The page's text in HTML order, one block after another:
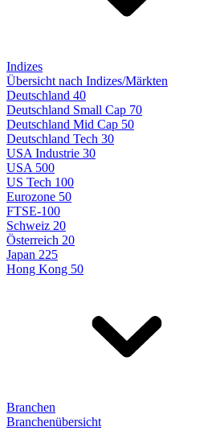
Indizes
Übersicht nach Indizes/Märkten
Deutschland 40
Deutschland Small Cap 70
Deutschland Mid Cap 50
Deutschland Tech 30
USA Industrie 30
USA 500
US Tech 100
Eurozone 50
FTSE-100
Schweiz 20
Österreich 20
Japan 225
Hong Kong 50
Branchen
Branchenübersicht